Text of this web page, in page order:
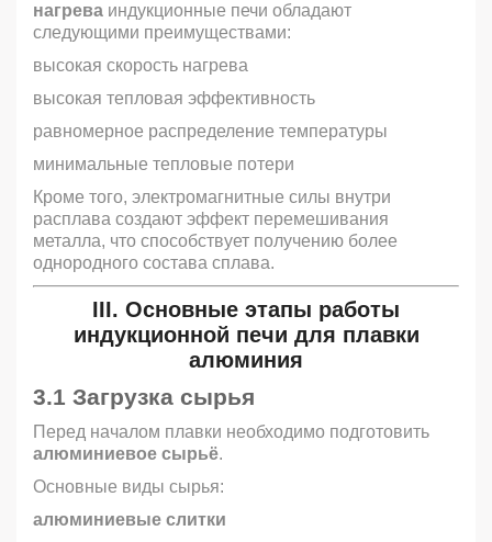
нагрева индукционные печи обладают
следующими преимуществами:
высокая скорость нагрева
высокая тепловая эффективность
равномерное распределение температуры
минимальные тепловые потери
Кроме того, электромагнитные силы внутри
расплава создают эффект перемешивания
металла, что способствует получению более
однородного состава сплава.
III. Основные этапы работы
индукционной печи для плавки
алюминия
3.1 Загрузка сырья
Перед началом плавки необходимо подготовить
алюминиевое сырьё.
Основные виды сырья:
алюминиевые слитки